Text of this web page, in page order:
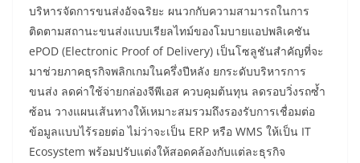
บริหารจัดการขนส่งอัจฉริยะ ผนวกกับความสามารถในการ
ติดตามสถานะขนส่งแบบเรียลไทม์ของโมบายแอปพลิเคชัน
ePOD (Electronic Proof of Delivery) เป็นโซลูชันสำคัญที่จะ
มาช่วยภาคธุรกิจพลิกเกมในครึ่งปีหลัง ยกระดับบริหารการ
ขนส่ง ลดค่าใช้จ่ายกล่องจีพีเอส ควบคุมต้นทุน ลดรอบวิ่งรถซ้ำ
ซ้อน วางแผนเส้นทางให้เหมาะสมรวมถึงรองรับการเชื่อมต่อ
ข้อมูลแบบไร้รอยต่อ ไม่ว่าจะเป็น ERP หรือ WMS ให้เป็น IT
Ecosystem พร้อมปรับแต่งให้สอดคล้องกับแต่ละธุรกิจ